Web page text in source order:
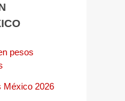
pesos
México 2026